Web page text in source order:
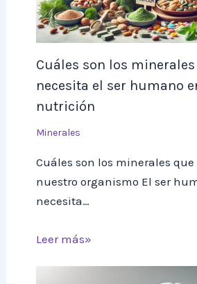
Cuáles son los
necesita el ser humano
nutrición
Minerales
Cuáles son los minerales
nuestro organismo El ser
necesita…
Leer más»